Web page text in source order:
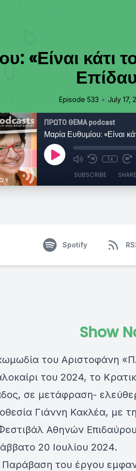
«Είναι κάτι
Episode 533 • July 17,
ΠΡΩΤΟ ΘΕΜΑ podcast
1x
SUBSCRIBE SHARE
Spotify
Show
του Αριστοφάνη
του 2024, το
σε μετάφραση-
Γιάννη Κακλέα, με
Αθηνών
20 Ιουλίου 2024.
του έργου